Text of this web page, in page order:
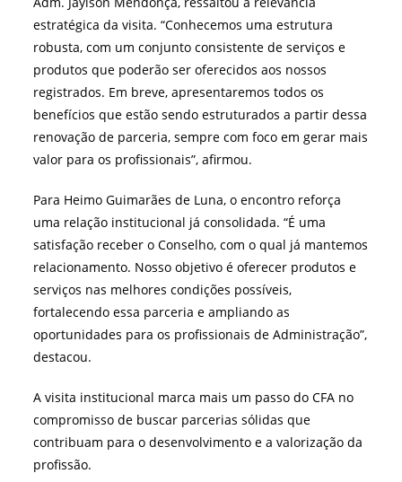
estratégica da visita. “Conhecemos uma estrutura
robusta, com um conjunto consistente de serviços e
produtos que poderão ser oferecidos aos nossos
registrados. Em breve, apresentaremos todos os
benefícios que estão sendo estruturados a partir dessa
renovação de parceria, sempre com foco em gerar mais
valor para os profissionais”, afirmou.
Para Heimo Guimarães de Luna, o encontro reforça
uma relação institucional já consolidada. “É uma
satisfação receber o Conselho, com o qual já mantemos
relacionamento. Nosso objetivo é oferecer produtos e
serviços nas melhores condições possíveis,
fortalecendo essa parceria e ampliando as
oportunidades para os profissionais de Administração”,
destacou.
A visita institucional marca mais um passo do CFA no
compromisso de buscar parcerias sólidas que
contribuam para o desenvolvimento e a valorização da
profissão.